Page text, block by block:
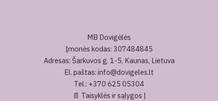
MB Dovigėlės
Įmonės kodas: 307484845
Adresas: Šarkuvos g. 1-5, Kaunas, Lietuva
El. paštas: info@dovigeles.lt
Tel.: +370 625 05304
📄 Taisyklės ir sąlygos |